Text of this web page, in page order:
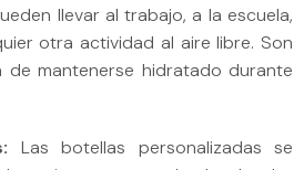
llevar al trabajo, a la escuela,
otra actividad al aire libre. Son
de mantenerse hidratado durante
Las botellas personalizadas se